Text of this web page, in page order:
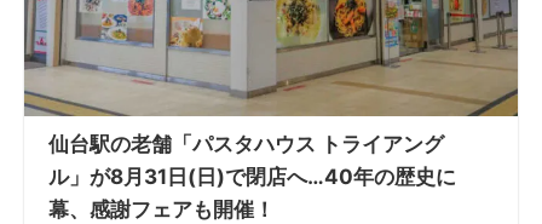
仙台駅の老舗「パスタハウス トライアング
ル」が8月31日(日)で閉店へ…40年の歴史に
幕、感謝フェアも開催！